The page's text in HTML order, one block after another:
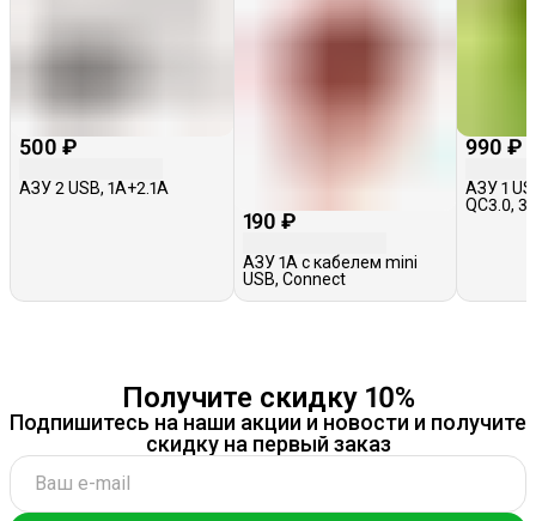
500 ₽
АЗУ 2 USB, 1A+2.1A
190 ₽
АЗУ 1A с кабелем mini
USB, Connect
990 ₽
АЗУ 1
QC3.0,
Получите скидку 10%
Подпишитесь на наши акции и новости и получите
скидку на первый заказ